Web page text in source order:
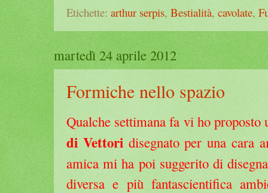
Etichette: arthur serpis, Bestialità, cavolate,
martedì 24 aprile 2012
Formiche nello spazio
Qualche settimana fa vi ho
di Vettori disegnato per una cara
amica mi ha poi suggerito di
diversa e più fantascientifica